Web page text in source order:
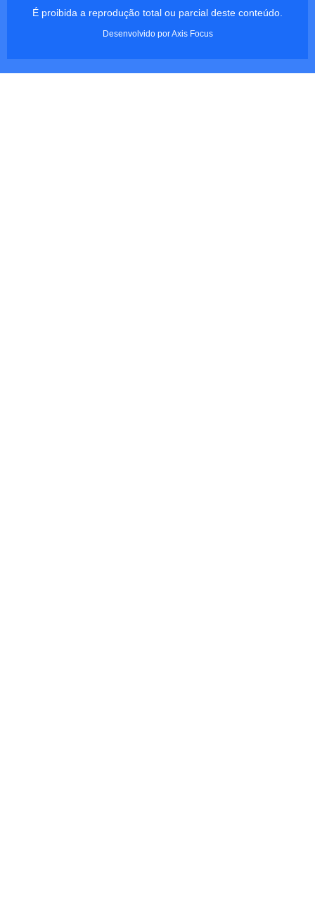
É proibida a reprodução total ou parcial deste conteúdo.
Desenvolvido porAxis Focus